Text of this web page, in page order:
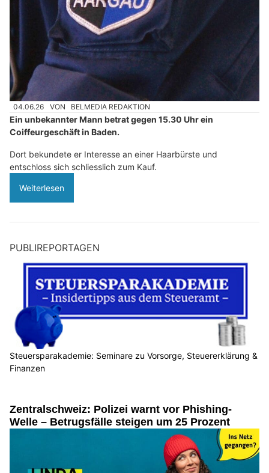
04.06.26 VON BELMEDIA REDAKTION
Ein unbekannter Mann betrat gegen 15.30 Uhr ein
Coiffeurgeschäft in Baden.
Dort bekundete er Interesse an einer Haarbürste und
entschloss sich schliesslich zum Kauf.
Weiterlesen
PUBLIREPORTAGEN
Steuersparakademie: Seminare zu Vorsorge, Steuererklärung &
Finanzen
Zentralschweiz: Polizei warnt vor Phishing-
Welle – Betrugsfälle steigen um 25 Prozent